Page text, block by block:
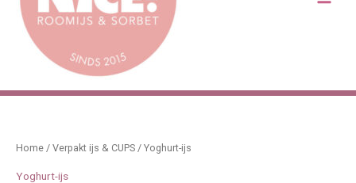
Home / Verpakt ijs & CUPS / Yoghurt-ijs
Yoghurt-ijs